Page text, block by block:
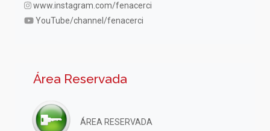
www.instagram.com/fenacerci
YouTube/channel/fenacerci
Área Reservada
ÁREA RESERVADA